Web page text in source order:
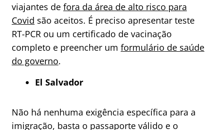
viajantes de fora da área de alto risco para
Covid são aceitos. É preciso apresentar teste
RT-PCR ou um certificado de vacinação
completo e preencher um formulário de saúde
do governo.
El Salvador
Não há nenhuma exigência específica para a
imigração, basta o passaporte válido e o